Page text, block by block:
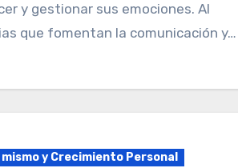
y gestionar sus emociones. Al
que fomentan la comunicación y…
y Crecimiento Personal